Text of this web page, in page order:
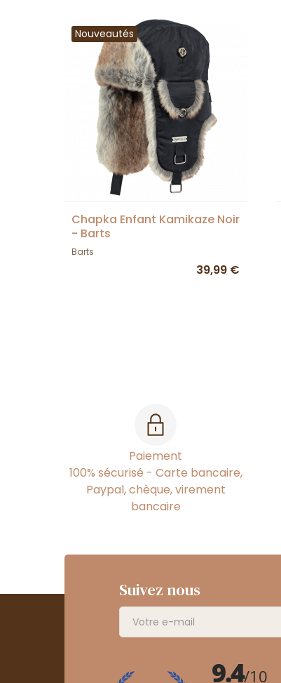
Nouveautés
Chapka Enfant Kamikaze Noir
- Barts
Barts
39,99 €
Paiement
100% sécurisé - Carte bancaire,
Paypal, chèque, virement
bancaire
Suivez nous